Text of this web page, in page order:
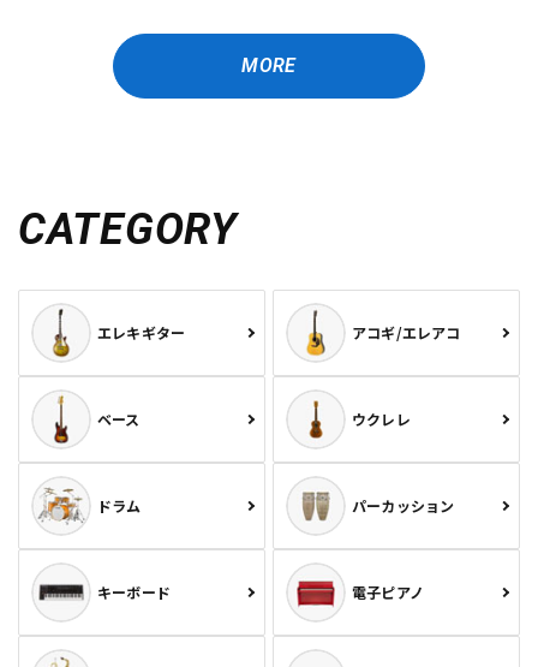
MORE
CATEGORY
エレキギター アコギ/エレアコ
ベース ウクレレ
ドラム パーカッション
キーボード 電子ピアノ